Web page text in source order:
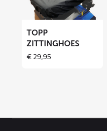
TOPP
ZITTINGHOES
€29,95